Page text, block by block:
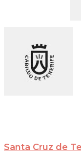
Santa Cruz de